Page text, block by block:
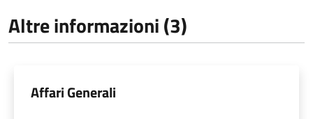
Altre informazioni (3)
Affari Generali